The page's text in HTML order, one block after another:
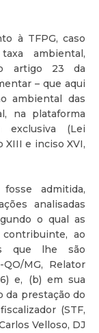
à TFPG, caso
ambiental,
artigo 23 da
– que aqui
ambiental das
na plataforma
(Lei
XIII e inciso XVI,
admitida,
analisadas
o qual as
ao
que lhe são
MG, Relator
e, (b) em sua
da prestação do
(STF,
Velloso, DJ